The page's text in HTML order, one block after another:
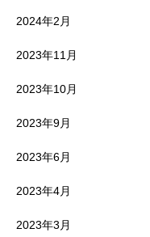
2024年2月
2023年11月
2023年10月
2023年9月
2023年6月
2023年4月
2023年3月